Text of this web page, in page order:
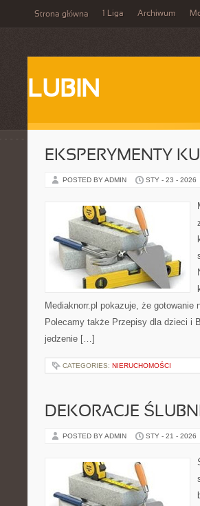
Strona główna 1 Liga Archiwum
LUBIN
EKSPERYMENTY
POSTED BY ADMIN STY - 23 - 2026
Mediaknorr.pl pokazuje, że
Polecamy także Przepisy dla dzieci i
jedzenie […]
CATEGORIES: NIERUCHOMOŚCI
DEKORACJE
POSTED BY ADMIN STY - 21 - 2026